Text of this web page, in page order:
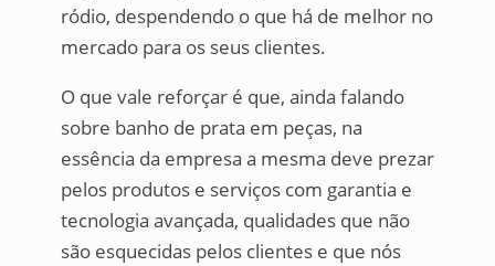
ródio, despendendo o que há de melhor no
mercado para os seus clientes.
O que vale reforçar é que, ainda falando
sobre banho de prata em peças, na
essência da empresa a mesma deve prezar
pelos produtos e serviços com garantia e
tecnologia avançada, qualidades que não
são esquecidas pelos clientes e que nós